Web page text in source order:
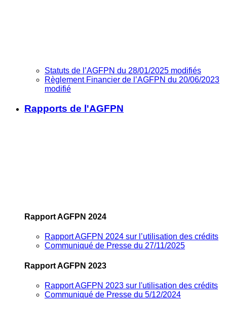
Statuts de l’AGFPN du 28/01/2025 modifiés
Règlement Financier de l’AGFPN du 20/06/2023
modifié
Rapports de l'AGFPN
Rapport AGFPN 2024
Rapport AGFPN 2024 sur l’utilisation des crédits
Communiqué de Presse du 27/11/2025
Rapport AGFPN 2023
Rapport AGFPN 2023 sur l'utilisation des crédits
Communiqué de Presse du 5/12/2024